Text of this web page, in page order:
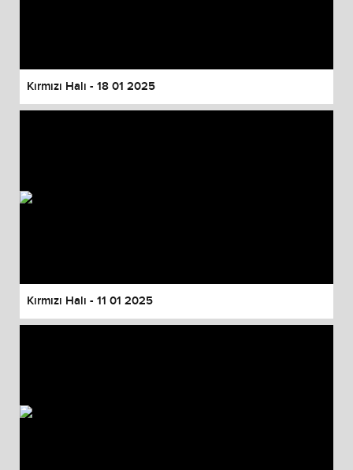
Kırmızı Halı - 18 01 2025
Kırmızı Halı - 11 01 2025